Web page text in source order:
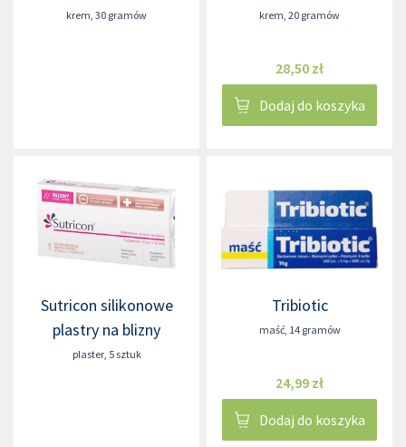
krem, 30 gramów krem, 20 gramów
28,50 zł
Dodaj do koszyka
Sutricon silikonowe
plastry na blizny
plaster, 5 sztuk
Tribiotic
maść, 14 gramów
24,99 zł
Dodaj do koszyka